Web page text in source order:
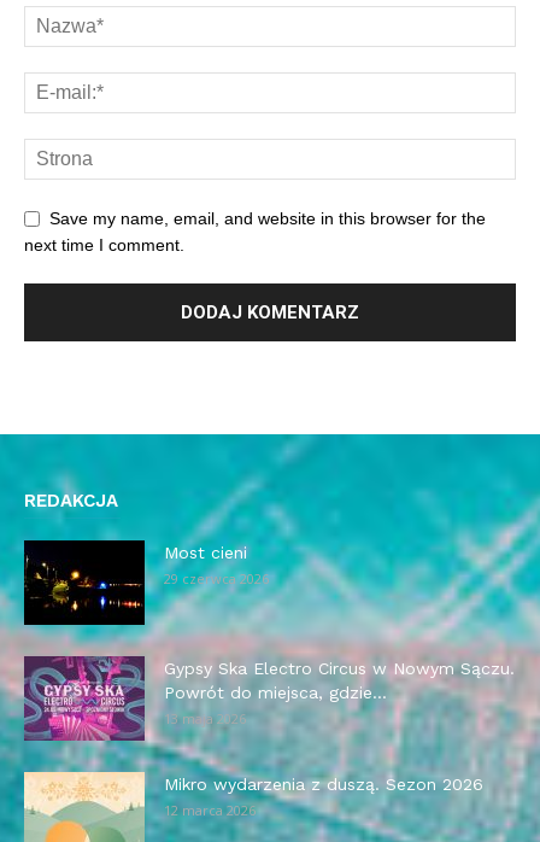
Save my name, email, and website in this browser for the
next time I comment.
REDAKCJA
Most cieni
29 czerwca 2026
Gypsy Ska Electro Circus w Nowym Sączu.
Powrót do miejsca, gdzie...
13 maja 2026
Mikro wydarzenia z duszą. Sezon 2026
12 marca 2026